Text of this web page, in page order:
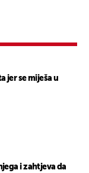
jer se miješa u
i zahtjeva da